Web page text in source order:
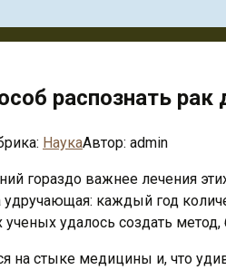
распознать рак
НаукаАвтор: admin
гораздо важнее лечения
удручающая: каждый год
ученых удалось создать
на стыке медицины и, что